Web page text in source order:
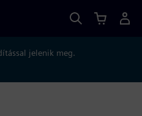
jelenik meg.